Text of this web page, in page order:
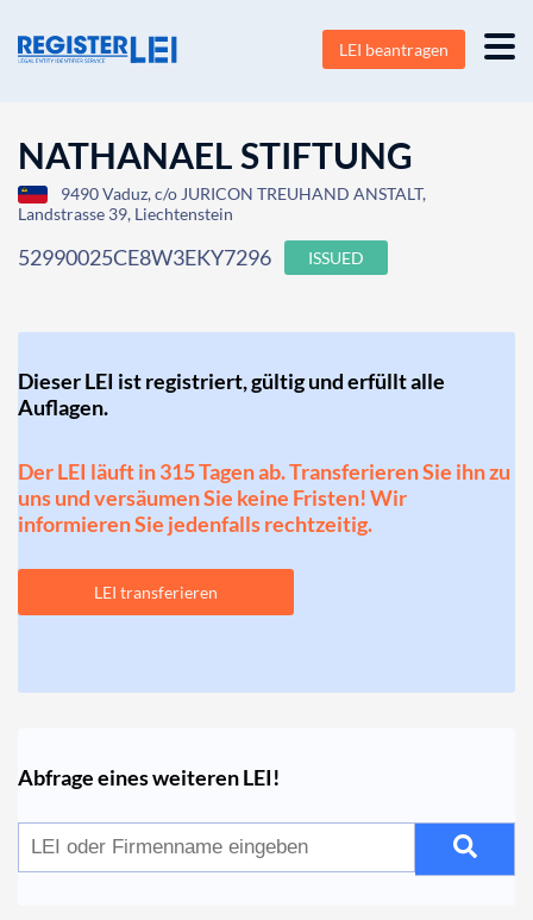
LEI beantragen
NATHANAEL STIFTUNG
9490 Vaduz, c/o JURICON TREUHAND ANSTALT,
Landstrasse 39, Liechtenstein
52990025CE8W3EKY7296 ISSUED
Dieser LEI ist registriert, gültig und erfüllt alle
Auflagen.
Der LEI läuft in 315 Tagen ab. Transferieren Sie ihn zu
uns und versäumen Sie keine Fristen! Wir
informieren Sie jedenfalls rechtzeitig.
LEI transferieren
Abfrage eines weiteren LEI!